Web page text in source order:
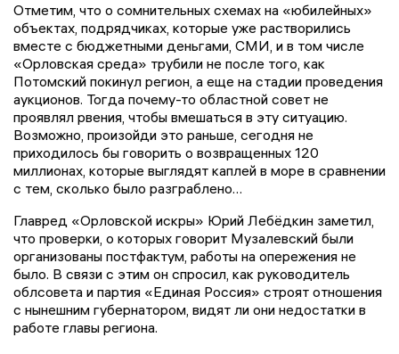
Отметим, что о сомнительных схемах на «юбилейных»
объектах, подрядчиках, которые уже растворились
вместе с бюджетными деньгами, СМИ, и в том числе
«Орловская среда» трубили не после того, как
Потомский покинул регион, а еще на стадии проведения
аукционов. Тогда почему-то областной совет не
проявлял рвения, чтобы вмешаться в эту ситуацию.
Возможно, произойди это раньше, сегодня не
приходилось бы говорить о возвращенных 120
миллионах, которые выглядят каплей в море в сравнении
с тем, сколько было разграблено…
Главред «Орловской искры» Юрий Лебёдкин заметил,
что проверки, о которых говорит Музалевский были
организованы постфактум, работы на опережения не
было. В связи с этим он спросил, как руководитель
облсовета и партия «Единая Россия» строят отношения
с нынешним губернатором, видят ли они недостатки в
работе главы региона.